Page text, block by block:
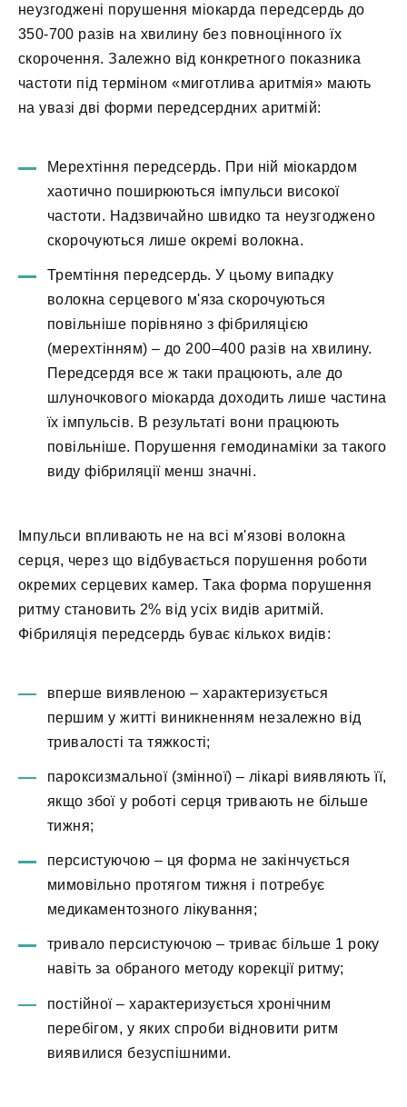
неузгоджені порушення міокарда передсердь до
350-700 разів на хвилину без повноцінного їх
скорочення. Залежно від конкретного показника
частоти під терміном «миготлива аритмія» мають
на увазі дві форми передсердних аритмій:
Мерехтіння передсердь. При ній міокардом
хаотично поширюються імпульси високої
частоти. Надзвичайно швидко та неузгоджено
скорочуються лише окремі волокна.
Тремтіння передсердь. У цьому випадку
волокна серцевого м'яза скорочуються
повільніше порівняно з фібриляцією
(мерехтінням) – до 200–400 разів на хвилину.
Передсердя все ж таки працюють, але до
шлуночкового міокарда доходить лише частина
їх імпульсів. В результаті вони працюють
повільніше. Порушення гемодинаміки за такого
виду фібриляції менш значні.
Імпульси впливають не на всі м'язові волокна
серця, через що відбувається порушення роботи
окремих серцевих камер. Така форма порушення
ритму становить 2% від усіх видів аритмій.
Фібриляція передсердь буває кількох видів:
вперше виявленою – характеризується
першим у житті виникненням незалежно від
тривалості та тяжкості;
пароксизмальної (змінної) – лікарі виявляють її,
якщо збої у роботі серця тривають не більше
тижня;
персистуючою – ця форма не закінчується
мимовільно протягом тижня і потребує
медикаментозного лікування;
тривало персистуючою – триває більше 1 року
навіть за обраного методу корекції ритму;
постійної – характеризується хронічним
перебігом, у яких спроби відновити ритм
виявилися безуспішними.